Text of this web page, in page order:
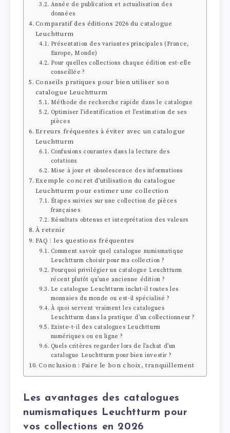
Année de publication et actualisation des
données
Comparatif des éditions 2026 du catalogue
Leuchtturm
Présentation des variantes principales (France,
Europe, Monde)
Pour quelles collections chaque édition est-elle
conseillée ?
Conseils pratiques pour bien utiliser son
catalogue Leuchtturm
Méthode de recherche rapide dans le catalogue
Optimiser l’identification et l’estimation de ses
pièces
Erreurs fréquentes à éviter avec un catalogue
Leuchtturm
Confusions courantes dans la lecture des
cotations
Mise à jour et obsolescence des informations
Exemple concret d’utilisation du catalogue
Leuchtturm pour estimer une collection
Étapes suivies sur une collection de pièces
françaises
Résultats obtenus et interprétation des valeurs
À retenir
FAQ : les questions fréquentes
Comment savoir quel catalogue numismatique
Leuchtturm choisir pour ma collection ?
Pourquoi privilégier un catalogue Leuchtturm
récent plutôt qu’une ancienne édition ?
Le catalogue Leuchtturm inclut-il toutes les
monnaies du monde ou est-il spécialisé ?
À quoi servent vraiment les catalogues
Leuchtturm dans la pratique d’un collectionneur ?
Existe-t-il des catalogues Leuchtturm
numériques ou en ligne ?
Quels critères regarder lors de l’achat d’un
catalogue Leuchtturm pour bien investir ?
Conclusion : Faire le bon choix, tranquillement
Les avantages des catalogues
numismatiques Leuchtturm pour
vos collections en 2026